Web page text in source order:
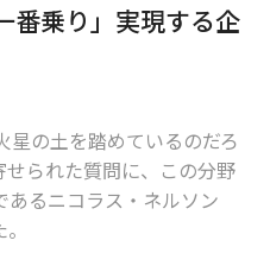
メンバーシップに登録する
企業はどこだ？
番乗り」実現する企
星の土を踏めているのだろ
られた質問に、この分野
あるニコラス・ネルソン